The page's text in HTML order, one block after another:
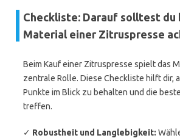
Checkliste: Darauf solltest du
Material einer Zitruspresse
Beim Kauf einer Zitruspresse spielt das
zentrale Rolle. Diese Checkliste hilft dir,
Punkte im Blick zu behalten und die
treffen.
✓ Robustheit und Langlebigkeit: